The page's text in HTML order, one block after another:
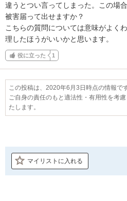
違うとつい言ってしまった。この場
被害届って出せますか？
こちらの質問については意味がよく
理したほうがいいかと思います。
役に立った 1
この投稿は、2020年6月3日時点の情報です
ご自身の責任のもと適法性・有用性を考
たします。
マイリストに入れる